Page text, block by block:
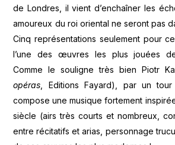
de Londres, il vient d’enchaîner les
amoureux du roi oriental ne seront pas
Cinq représentations seulement pour
l’une des œuvres les plus jouées
Comme le souligne très bien Piotr
opéras , Editions Fayard), par un
compose une musique fortement
siècle (airs très courts et nombreux,
entre récitatifs et arias, personnage